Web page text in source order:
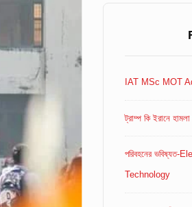
IAT MSc MOT
ট্রাম্প কি ইরানে
পরিবহনের
Technology